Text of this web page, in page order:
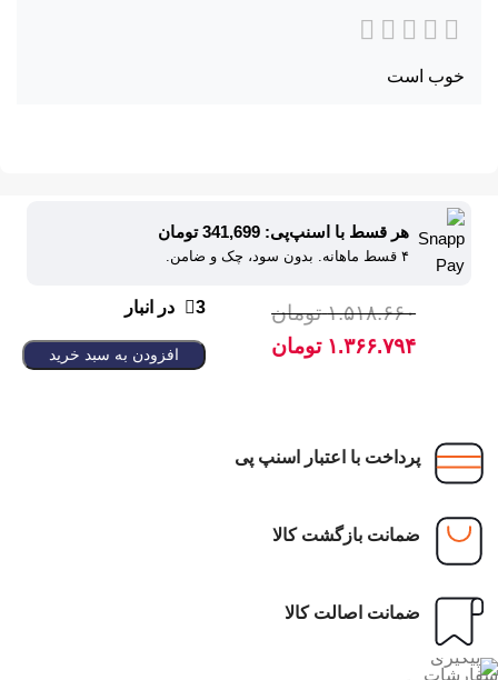
خوب است
هر قسط با اسنپ‌پی: 341,699 تومان
۴ قسط ماهانه. بدون سود، چک و ضامن.
۱.۵۱۸.۶۶۰ تومان
۱.۳۶۶.۷۹۴ تومان
3 در انبار
افزودن به سبد خرید
پرداخت با اعتبار اسنپ پی
ضمانت بازگشت کالا
ضمانت اصالت کالا